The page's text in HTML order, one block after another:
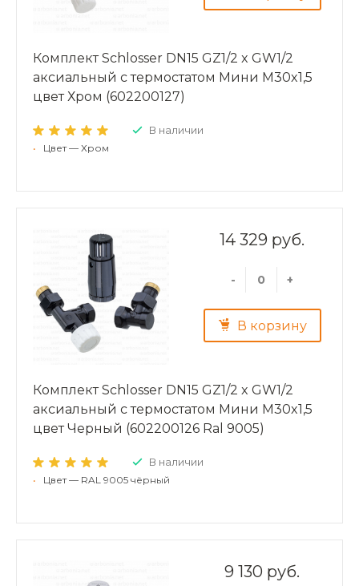
Комплект Schlosser DN15 GZ1/2 x GW1/2
аксиальный с термостатом Мини M30x1,5
цвет Хром (602200127)
В наличии
• Цвет — Хром
14 329 руб.
- +
В корзину
Комплект Schlosser DN15 GZ1/2 x GW1/2
аксиальный с термостатом Мини M30x1,5
цвет Черный (602200126 Ral 9005)
В наличии
• Цвет — RAL 9005 чёрный
9 130 руб.